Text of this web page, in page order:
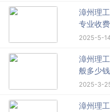
漳州理
专业收
2025-5-
漳州理
般多少
2025-3-
漳州理